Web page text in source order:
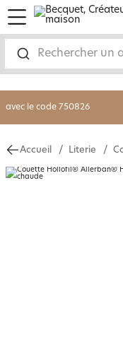
Rechercher un
menu
-30% sur votre commande
livraison GRATUITEdès
avec le code 750826
Accueil Literie